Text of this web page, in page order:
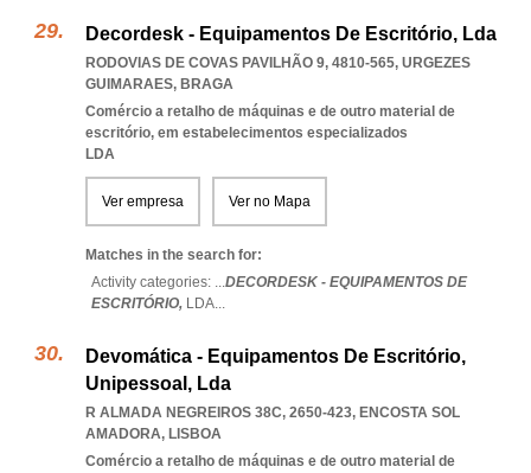
Decordesk - Equipamentos De Escritório, Lda
RODOVIAS DE COVAS PAVILHÃO 9, 4810-565, URGEZES
GUIMARAES, BRAGA
Comércio a retalho de máquinas e de outro material de
escritório, em estabelecimentos especializados
LDA
Ver empresa Ver no Mapa
Matches in the search for:
Activity categories: ...DECORDESK - EQUIPAMENTOS DE
ESCRITÓRIO, LDA...
Devomática - Equipamentos De Escritório,
Unipessoal, Lda
R ALMADA NEGREIROS 38C, 2650-423, ENCOSTA SOL
AMADORA, LISBOA
Comércio a retalho de máquinas e de outro material de